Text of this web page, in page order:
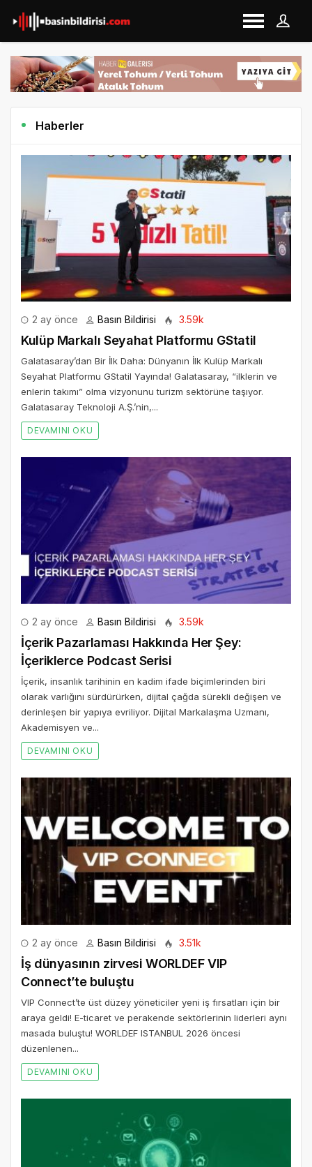
Haberler
2 ay önce Basın Bildirisi 3.59k
Kulüp Markalı Seyahat Platformu GStatil
Galatasaray’dan Bir İlk Daha: Dünyanın İlk Kulüp Markalı
Seyahat Platformu GStatil Yayında! Galatasaray, “ilklerin ve
enlerin takımı” olma vizyonunu turizm sektörüne taşıyor.
Galatasaray Teknoloji A.Ş.’nin,...
DEVAMINI OKU
2 ay önce Basın Bildirisi 3.59k
İçerik Pazarlaması Hakkında Her Şey:
İçeriklerce Podcast Serisi
İçerik, insanlık tarihinin en kadim ifade biçimlerinden biri
olarak varlığını sürdürürken, dijital çağda sürekli değişen ve
derinleşen bir yapıya evriliyor. Dijital Markalaşma Uzmanı,
Akademisyen ve...
DEVAMINI OKU
2 ay önce Basın Bildirisi 3.51k
İş dünyasının zirvesi WORLDEF VIP
Connect’te buluştu
VIP Connect’te üst düzey yöneticiler yeni iş fırsatları için bir
araya geldi! E-ticaret ve perakende sektörlerinin liderleri aynı
masada buluştu! WORLDEF ISTANBUL 2026 öncesi
düzenlenen...
DEVAMINI OKU